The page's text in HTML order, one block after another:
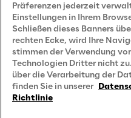
Careers
Contacts
Präferenzen jederzeit
Einstellungen in Ihrem
Schließen dieses Banners
rechten Ecke, wird Ihre
stimmen der Verwendung
Technologien Dritter nicht
über die Verarbeitung der
finden Sie in unserer
Richtlinie